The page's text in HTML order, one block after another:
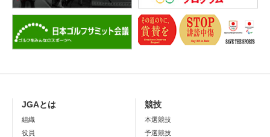
JGAとは
組織
役員
競技
本選競技
予選競技